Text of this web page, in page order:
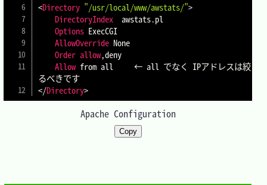
<Directory "/usr/local/www/awstats/">
DirectoryIndex
  awstats.pl
Options ExecCGI
AllowOverride None
Order allow,deny
Allow from all     ← all でなく IPアドレスは絞
るべきです
</Directory>
Apache Configuration
Copy